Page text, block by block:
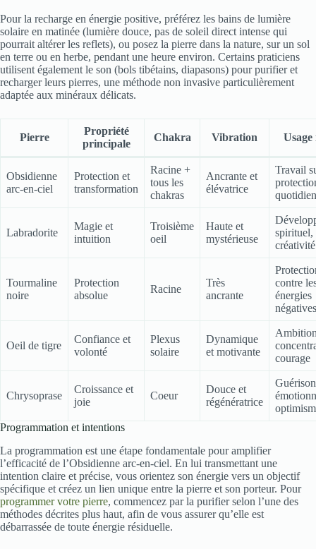
Pour la recharge en énergie positive, préférez les bains de lumière
solaire en matinée (lumière douce, pas de soleil direct intense qui
pourrait altérer les reflets), ou posez la pierre dans la nature, sur un sol
en terre ou en herbe, pendant une heure environ. Certains praticiens
utilisent également le son (bols tibétains, diapasons) pour purifier et
recharger leurs pierres, une méthode non invasive particulièrement
adaptée aux minéraux délicats.
Pierre
Propriété
principale
Chakra Vibration Usage
Obsidienne
arc-en-ciel
Protection et
transformation
Racine +
tous les
chakras
Ancrante et
élévatrice
Travail
Labradorite
Magie et
intuition
Troisième
oeil
Haute et
mystérieuse
spirituel,
créativité
Tourmaline
noire
Protection
absolue
Racine
Très
ancrante
contre
énergies
négatives
Oeil de tigre
Confiance et
volonté
Plexus
solaire
Dynamique
et motivante
courage
Chrysoprase
Croissance et
joie
Coeur
Douce et
régénératrice
Guérison
Programmation et intentions
La programmation est une étape fondamentale pour amplifier
l’efficacité de l’Obsidienne arc-en-ciel. En lui transmettant une
intention claire et précise, vous orientez son énergie vers un objectif
spécifique et créez un lien unique entre la pierre et son porteur. Pour
programmer votre pierre, commencez par la purifier selon l’une des
méthodes décrites plus haut, afin de vous assurer qu’elle est
débarrassée de toute énergie résiduelle.